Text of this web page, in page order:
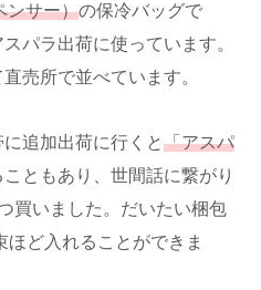
ンサー）の保冷バッグで
パラ出荷に使っています。
売所で並べています。
追加出荷に行くと「アスパ
こともあり、世間話に繋がり
買いました。だいたい梱包
ほど入れることができま